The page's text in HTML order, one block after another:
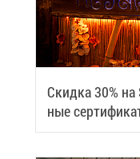
Скид­ка 30%
ные
Samui